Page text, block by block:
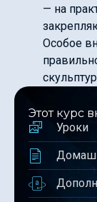
— на
Особое
Этот курс
Уроки